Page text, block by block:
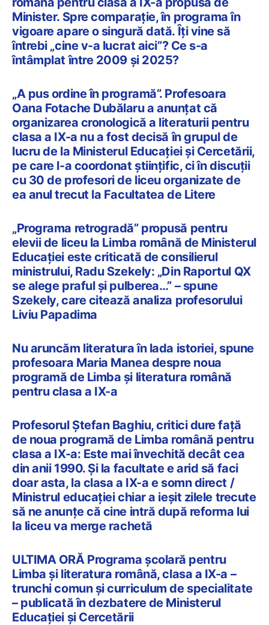
Minister. Spre comparație, în programa în
vigoare apare o singură dată. Îți vine să
întrebi „cine v-a lucrat aici”? Ce s-a
întâmplat între 2009 și 2025?
„A pus ordine în programă”. Profesoara
Oana Fotache Dubălaru a anunțat că
organizarea cronologică a literaturii pentru
clasa a IX-a nu a fost decisă în grupul de
lucru de la Ministerul Educației și Cercetării,
pe care l-a coordonat științific, ci în discuții
cu 30 de profesori de liceu organizate de
ea anul trecut la Facultatea de Litere
„Programa retrogradă” propusă pentru
elevii de liceu la Limba română de Ministerul
Educației este criticată de consilierul
ministrului, Radu Szekely: „Din Raportul QX
se alege praful și pulberea…” – spune
Szekely, care citează analiza profesorului
Liviu Papadima
Nu aruncăm literatura în lada istoriei, spune
profesoara Maria Manea despre noua
programă de Limba și literatura română
pentru clasa a IX-a
Profesorul Ștefan Baghiu, critici dure față
de noua programă de Limba română pentru
clasa a IX-a: Este mai învechită decât cea
din anii 1990. Și la facultate e arid să faci
doar asta, la clasa a IX-a e somn direct /
Ministrul educației chiar a ieșit zilele trecute
să ne anunțe că cine intră după reforma lui
la liceu va merge rachetă
ULTIMA ORĂ Programa școlară pentru
Limba și literatura română, clasa a IX-a –
trunchi comun și curriculum de specialitate
– publicată în dezbatere de Ministerul
Educației și Cercetării